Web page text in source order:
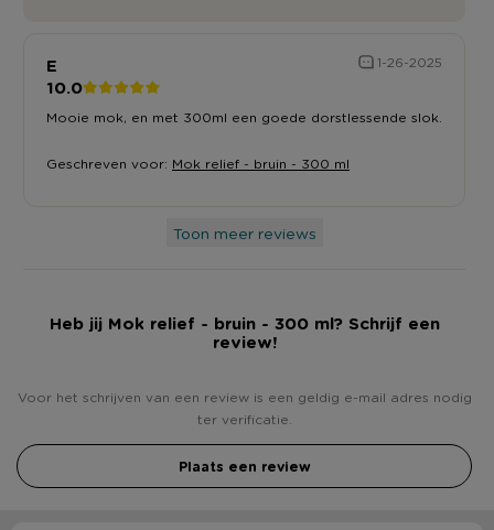
E 1-26-2025
10.0
Mooie mok, en met 300ml een goede dorstlessende slok.
Geschreven voor: Mok relief - bruin - 300 ml
Toon meer reviews
Heb jij Mok relief - bruin - 300 ml? Schrijf een
review!
Voor het schrijven van een review is een geldig e-mail adres nodig
ter verificatie.
Plaats een review